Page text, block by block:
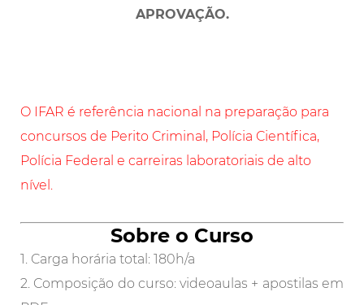
APROVAÇÃO.
O IFAR é referência nacional na preparação para
concursos de Perito Criminal, Polícia Científica,
Polícia Federal e carreiras laboratoriais de alto
nível.
Sobre o Curso
1. Carga horária total: 180h/a
2. Composição do curso: videoaulas + apostilas em